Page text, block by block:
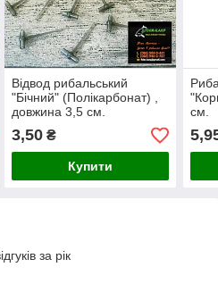
Відвод рибальський
"Бічний" (Полікарбонат) ,
довжина 3,5 см.
3,50₴
Купити
см.
за рік